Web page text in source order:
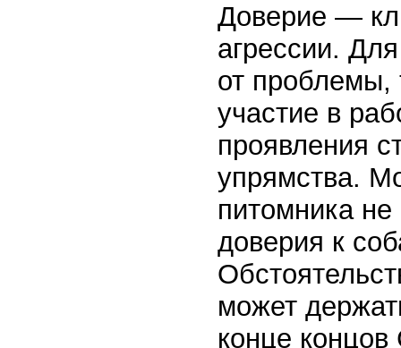
Доверие —
агрессии.
от проблемы,
участие в
проявления
упрямства.
питомника
доверия к
может
конце концов